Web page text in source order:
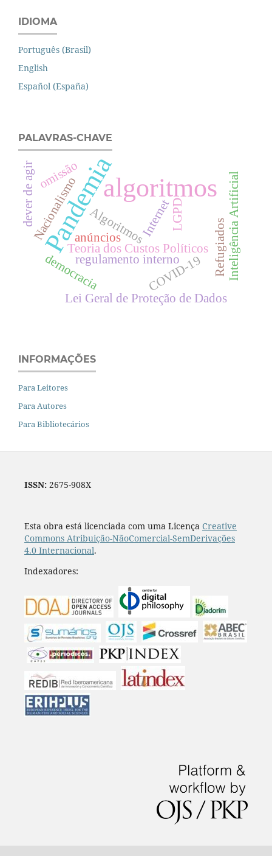
IDIOMA
Português (Brasil)
English
Español (España)
PALAVRAS-CHAVE
algoritmos
Pandemia
Teoria dos Custos Políticos
Internet
Nacionalismo
Refugiados
anúncios Inteligência Artificial
Algoritmos LGPD
regulamento interno
omissão
dever de agir
democracia
Lei Geral de Proteção de Dados
COVID-19
INFORMAÇÕES
Para Leitores
Para Autores
Para Bibliotecários
ISSN:2675-908X
Esta obra está licenciada com uma Licença Creative
Commons Atribuição-NãoComercial-SemDerivações
4.0 Internacional.
Indexadores: